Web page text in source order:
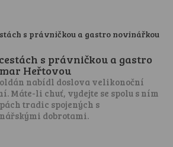
s právničkou a gastro
Heřtovou
nabídl doslova velikonoční
Máte-li chuť, vydejte se spolu s ním
tradic spojených s
dobrotami.